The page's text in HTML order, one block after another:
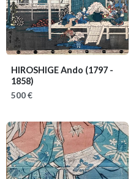
HIROSHIGE Ando (1797 -
1858)
500 €